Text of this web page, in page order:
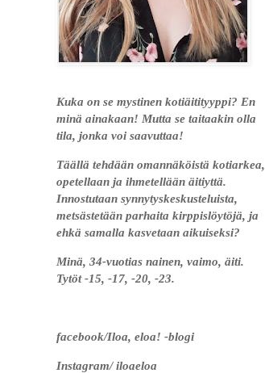
Kuka on se mystinen kotiäitityyppi? En
minä ainakaan! Mutta se taitaakin olla
tila, jonka voi saavuttaa!
Täällä tehdään omannäköistä kotiarkea,
opetellaan ja ihmetellään äitiyttä.
Innostutaan synnytyskeskusteluista,
metsästetään parhaita kirppislöytöjä, ja
ehkä samalla kasvetaan aikuiseksi?
Minä, 34-vuotias nainen, vaimo, äiti.
Tytöt -15, -17, -20, -23.
facebook/Iloa, eloa! -blogi
Instagram/ iloaeloa